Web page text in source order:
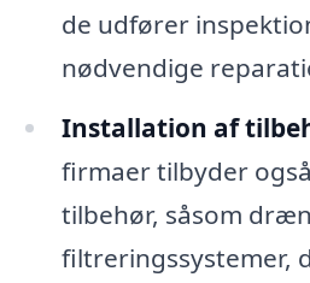
de udfører
nødvendige
Installation af
firmaer tilbyder
tilbehør, såsom
filtreringssystemer,